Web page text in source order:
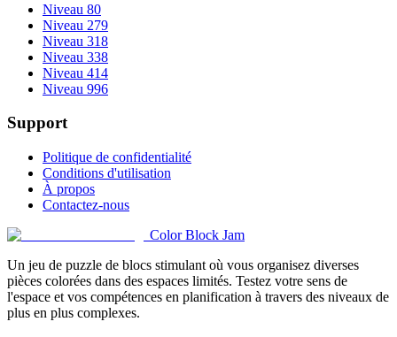
Niveau 80
Niveau 279
Niveau 318
Niveau 338
Niveau 414
Niveau 996
Support
Politique de confidentialité
Conditions d'utilisation
À propos
Contactez-nous
Color Block Jam
Un jeu de puzzle de blocs stimulant où vous organisez diverses
pièces colorées dans des espaces limités. Testez votre sens de
l'espace et vos compétences en planification à travers des niveaux de
plus en plus complexes.